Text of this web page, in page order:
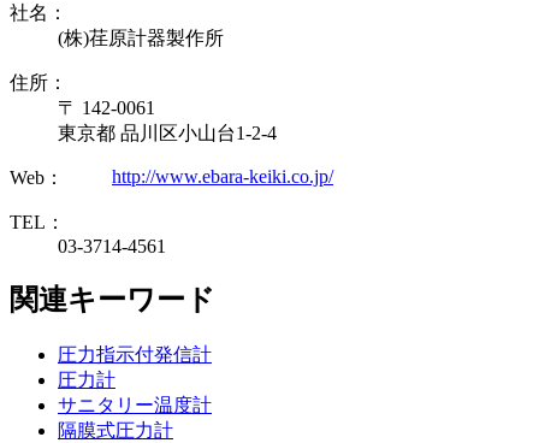
社名：
(株)荏原計器製作所
住所：
〒 142-0061
東京都 品川区小山台1-2-4
Web： http://www.ebara-keiki.co.jp/
TEL：
03-3714-4561
関連キーワード
圧力指示付発信計
圧力計
サニタリー温度計
隔膜式圧力計